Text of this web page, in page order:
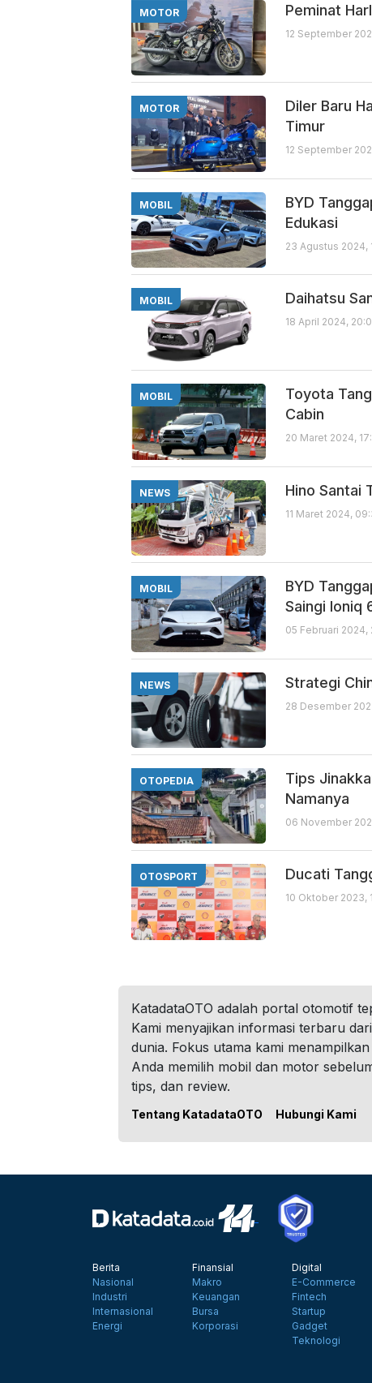
MOTOR Peminat
12 September
MOTOR
Diler Baru
Timur
12 September
MOBIL
BYD
Edukasi
23 Agustus 2024,
MOBIL Daihatsu
18 April 2024,
MOBIL
Toyota
Cabin
20 Maret 2024,
NEWS Hino Santai
11 Maret 2024,
MOBIL
BYD
Saingi Ioniq
05 Februari 2024,
NEWS Strategi
28 Desember
OTOPEDIA
Tips
Namanya
06 November
OTOSPORT Ducati
10 Oktober 2023,
KatadataOTO adalah portal otomotif
Kami menyajikan informasi terbaru
dunia. Fokus utama kami
Anda memilih mobil dan motor
tips, dan review.
Tentang KatadataOTO Hubungi Kami
Berita
Nasional
Industri
Internasional
Energi
Finansial
Makro
Keuangan
Bursa
Korporasi
Digital
E-Commerce
Fintech
Startup
Gadget
Teknologi